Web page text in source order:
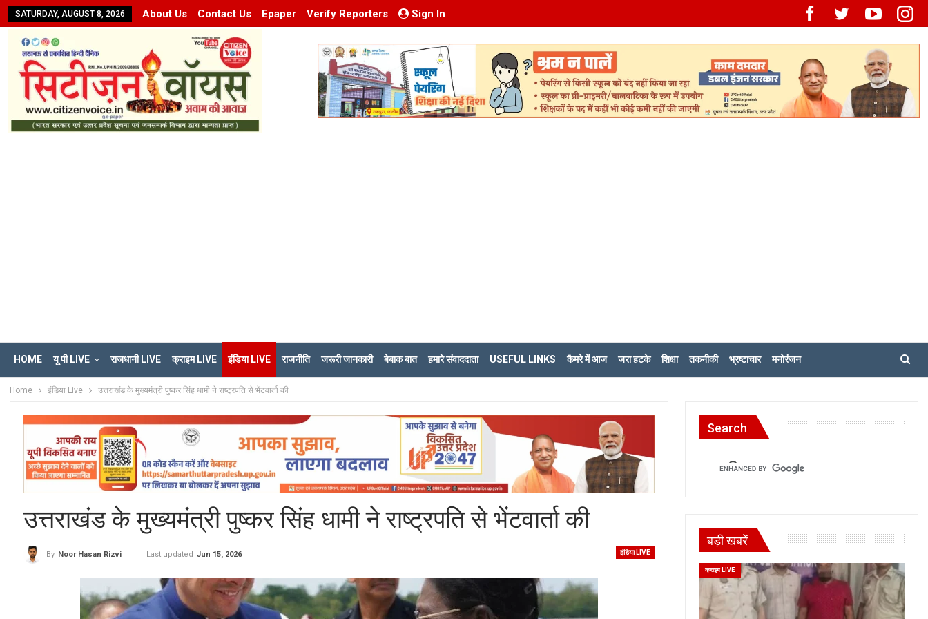
SATURDAY, AUGUST 8, 2026 About Us Contact Us Epaper Verify Reporters Sign In
HOME यू पी LIVE राजधानी LIVE क्राइम LIVE इंडिया LIVE राजनीति जरूरी जानकारी बेबाक बात हमारे संवाददाता USEFUL LINKS कैमरे में आज जरा हटके शिक्षा तकनीकी भ्रष्टाचार मनोरंजन
Home इंडिया Live उत्तराखंड के मुख्यमंत्री पुष्कर सिंह धामी ने राष्ट्रपति से भेंटवार्ता की
उत्तराखंड के मुख्यमंत्री पुष्कर सिंह धामी ने राष्ट्रपति से भेंटवार्ता की
इंडिया LIVE
By Noor Hasan Rizvi Last updated Jun 15, 2026
Search
बड़ी खबरें
क्राइम LIVE